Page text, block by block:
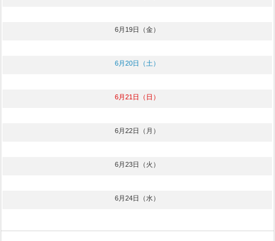
6月19日（金）
6月20日（土）
6月21日（日）
6月22日（月）
6月23日（火）
6月24日（水）